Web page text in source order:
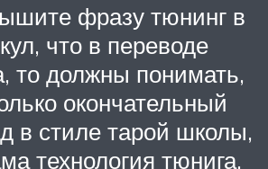
фразу тюнинг в
что в переводе
то должны понимать,
окончательный
в стиле тарой школы,
технология тюнига.